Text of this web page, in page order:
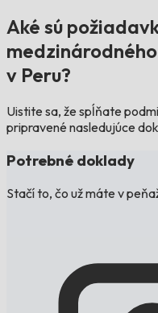
Aké sú
v Peru?
Uistite sa, že spĺňate
pripravené nasledujúce
Potrebné doklady
Stačí to, čo už máte v